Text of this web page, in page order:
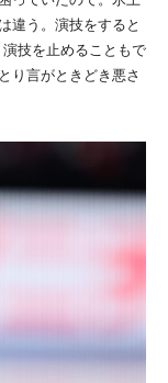
違う。演技をすると
技を止めることもで
り言がときどき悪さ